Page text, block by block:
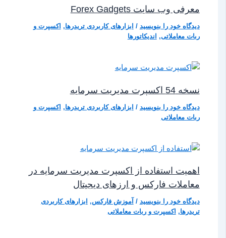
معرفی وب‌ سایت Forex Gadgets
دیدگاه‌ خود را بنویسید /ابزارهای کاربردی تریدرها,اکسپرت و
ربات معاملاتی,اندیکاتورها
نسخه 54 اکسپرت مدیریت سرمایه
دیدگاه‌ خود را بنویسید /ابزارهای کاربردی تریدرها,اکسپرت و
ربات معاملاتی
اهمیت استفاده از اکسپرت مدیریت سرمایه در
معاملات فارکس و ارزهای دیجیتال
دیدگاه‌ خود را بنویسید /آموزش فارکس,ابزارهای کاربردی
تریدرها,اکسپرت و ربات معاملاتی